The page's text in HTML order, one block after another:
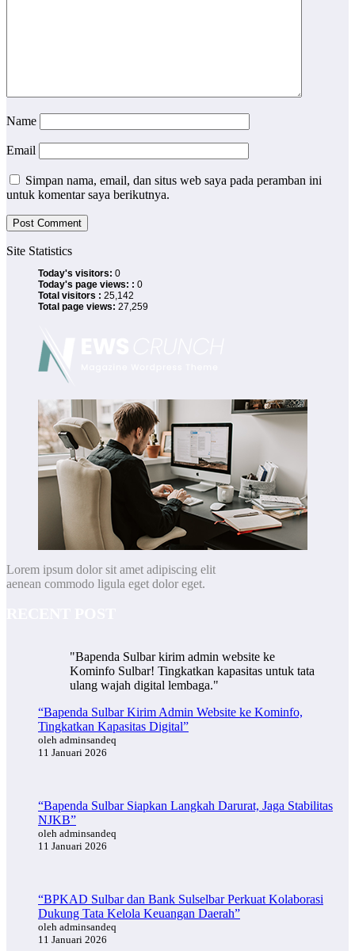
Name
Email
Simpan nama, email, dan situs web saya pada peramban ini
untuk komentar saya berikutnya.
Site Statistics
Today's visitors: 0
Today's page views: : 0
Total visitors : 25,142
Total page views: 27,259
Lorem ipsum dolor sit amet adipiscing elit
aenean commodo ligula eget dolor eget.
"Bapenda Sulbar kirim admin website ke
Kominfo Sulbar! Tingkatkan kapasitas untuk tata
ulang wajah digital lembaga."
“Bapenda Sulbar Kirim Admin Website ke Kominfo,
Tingkatkan Kapasitas Digital”
oleh adminsandeq
11 Januari 2026
“Bapenda Sulbar Siapkan Langkah Darurat, Jaga Stabilitas
NJKB”
oleh adminsandeq
11 Januari 2026
“BPKAD Sulbar dan Bank Sulselbar Perkuat Kolaborasi
Dukung Tata Kelola Keuangan Daerah”
oleh adminsandeq
11 Januari 2026